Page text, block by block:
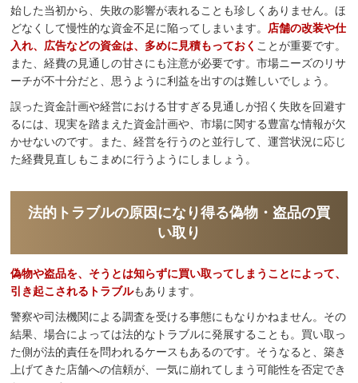
始した当初から、失敗の影響が表れることも珍しくありません。ほ
どなくして慢性的な資金不足に陥ってしまいます。
店舗の改装や仕
入れ、広告などの資金は、多めに見積もっておく ことが重要です。
また、経費の見通しの甘さにも注意が必要です。市場ニーズのリサ
ーチが不十分だと、思うように利益を出すのは難しいでしょう。
誤った資金計画や経営における甘すぎる見通しが招く失敗を回避す
るには、現実を踏まえた資金計画や、市場に関する豊富な情報が欠
かせないのです。また、経営を行うのと並行して、運営状況に応じ
た経費見直しもこまめに行うようにしましょう。
法的トラブルの原因になり得る偽物・盗品の買
い取り
偽物や盗品を、そうとは知らずに買い取ってしまうことによって、
引き起こされるトラブルもあります。
警察や司法機関による調査を受ける事態にもなりかねません。その
結果、場合によっては法的なトラブルに発展することも。買い取っ
た側が法的責任を問われるケースもあるのです。そうなると、築き
上げてきた店舗への信頼が、一気に崩れてしまう可能性を否定でき